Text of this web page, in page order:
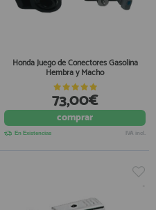
Honda Juego de Conectores Gasolina
Hembra y Macho
73,00€
comprar
En Existencias IVA incl.